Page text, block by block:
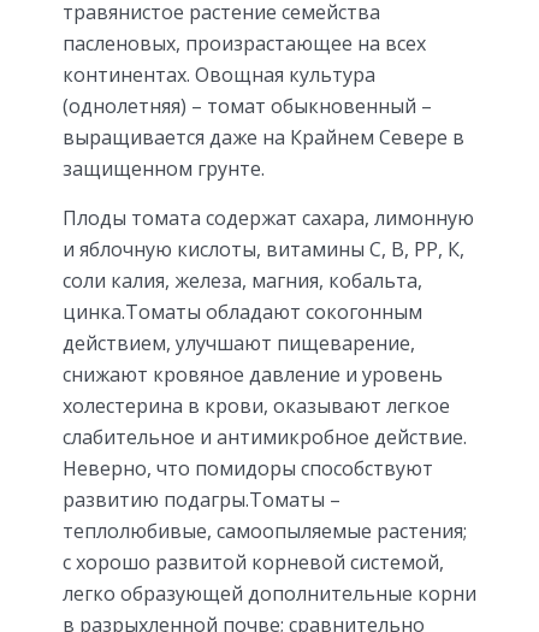
травянистое растение семейства
пасленовых, произрастающее на всех
континентах. Овощная культура
(однолетняя) – томат обыкновенный –
выращивается даже на Крайнем Севере в
защищенном грунте.
Плоды томата содержат сахара, лимонную
и яблочную кислоты, витамины С, В, РР, К,
соли калия, железа, магния, кобальта,
цинка.Томаты обладают сокогонным
действием, улучшают пищеварение,
снижают кровяное давление и уровень
холестерина в крови, оказывают легкое
слабительное и антимикробное действие.
Неверно, что помидоры способствуют
развитию подагры.Томаты –
теплолюбивые, самоопыляемые растения;
с хорошо развитой корневой системой,
легко образующей дополнительные корни
в разрыхленной почве; сравнительно